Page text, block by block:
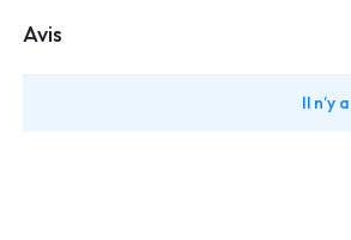
Avis
Il n’y